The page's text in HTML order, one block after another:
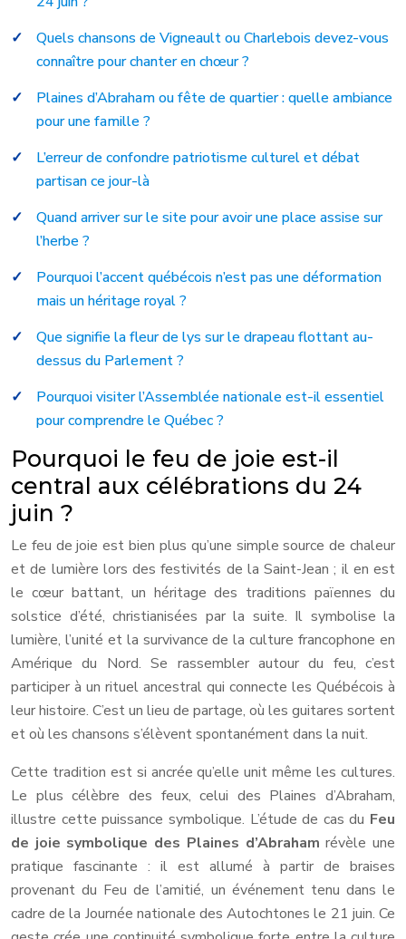
Quels chansons de Vigneault ou Charlebois devez-vous
connaître pour chanter en chœur ?
Plaines d’Abraham ou fête de quartier : quelle ambiance
pour une famille ?
L’erreur de confondre patriotisme culturel et débat
partisan ce jour-là
Quand arriver sur le site pour avoir une place assise sur
l’herbe ?
Pourquoi l’accent québécois n’est pas une déformation
mais un héritage royal ?
Que signifie la fleur de lys sur le drapeau flottant au-
dessus du Parlement ?
Pourquoi visiter l’Assemblée nationale est-il essentiel
pour comprendre le Québec ?
Pourquoi le feu de joie est-il
central aux célébrations du 24
juin ?
Le feu de joie est bien plus qu’une simple source de chaleur
et de lumière lors des festivités de la Saint-Jean ; il en est
le cœur battant, un héritage des traditions païennes du
solstice d’été, christianisées par la suite. Il symbolise la
lumière, l’unité et la survivance de la culture francophone en
Amérique du Nord. Se rassembler autour du feu, c’est
participer à un rituel ancestral qui connecte les Québécois à
leur histoire. C’est un lieu de partage, où les guitares sortent
et où les chansons s’élèvent spontanément dans la nuit.
Cette tradition est si ancrée qu’elle unit même les cultures.
Le plus célèbre des feux, celui des Plaines d’Abraham,
illustre cette puissance symbolique. L’étude de cas du Feu
de joie symbolique des Plaines d’Abraham révèle une
pratique fascinante : il est allumé à partir de braises
provenant du Feu de l’amitié, un événement tenu dans le
cadre de la Journée nationale des Autochtones le 21 juin. Ce